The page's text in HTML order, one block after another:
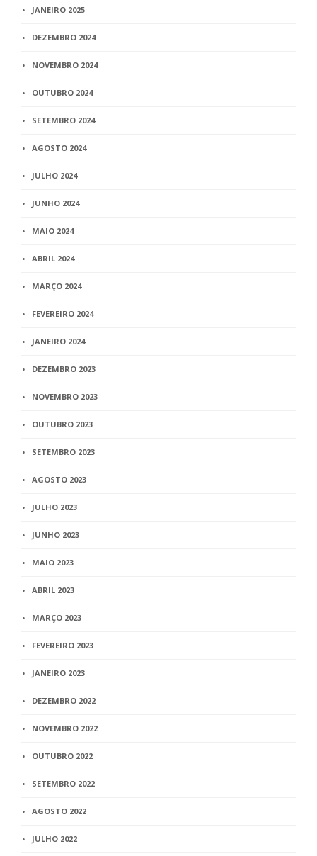
JANEIRO 2025
DEZEMBRO 2024
NOVEMBRO 2024
OUTUBRO 2024
SETEMBRO 2024
AGOSTO 2024
JULHO 2024
JUNHO 2024
MAIO 2024
ABRIL 2024
MARÇO 2024
FEVEREIRO 2024
JANEIRO 2024
DEZEMBRO 2023
NOVEMBRO 2023
OUTUBRO 2023
SETEMBRO 2023
AGOSTO 2023
JULHO 2023
JUNHO 2023
MAIO 2023
ABRIL 2023
MARÇO 2023
FEVEREIRO 2023
JANEIRO 2023
DEZEMBRO 2022
NOVEMBRO 2022
OUTUBRO 2022
SETEMBRO 2022
AGOSTO 2022
JULHO 2022